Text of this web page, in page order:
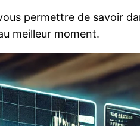
permettre de savoir
meilleur moment.